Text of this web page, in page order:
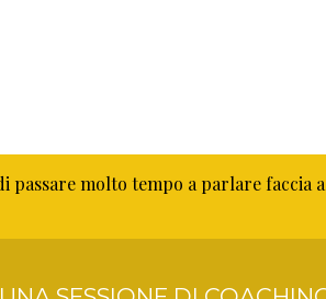
passare molto tempo a parlare faccia